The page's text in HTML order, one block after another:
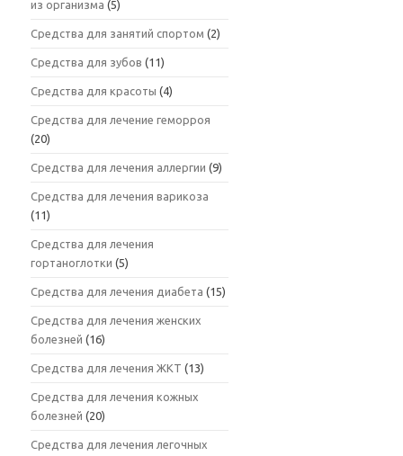
из организма (5)
Средства для занятий спортом (2)
Средства для зубов (11)
Средства для красоты (4)
Средства для лечение геморроя
(20)
Средства для лечения аллергии (9)
Средства для лечения варикоза
(11)
Средства для лечения
гортаноглотки (5)
Средства для лечения диабета (15)
Средства для лечения женских
болезней (16)
Средства для лечения ЖКТ (13)
Средства для лечения кожных
болезней (20)
Средства для лечения легочных